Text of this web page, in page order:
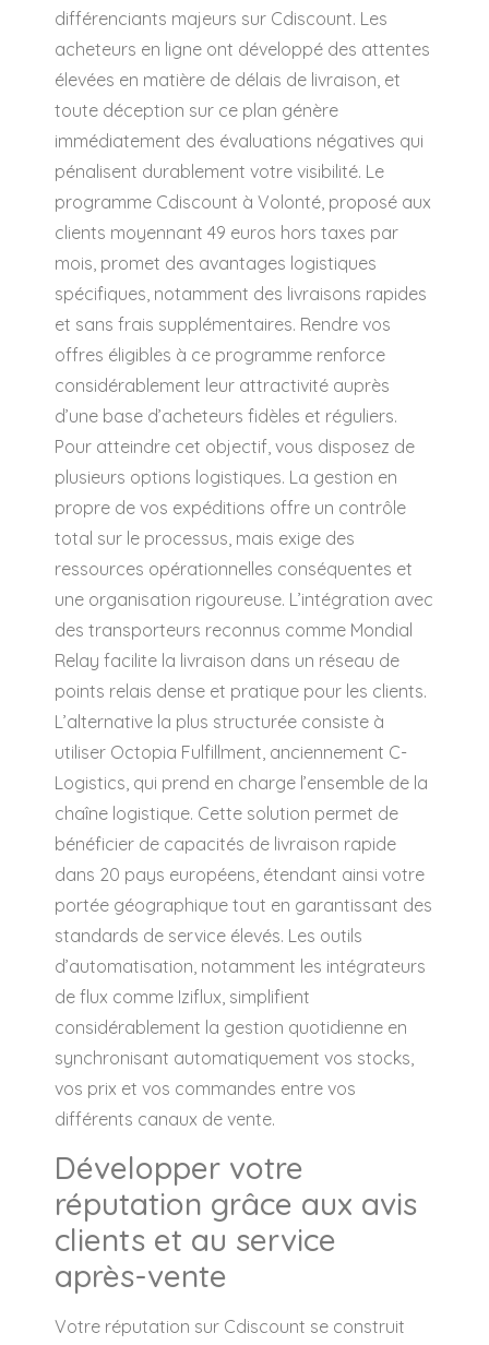
différenciants majeurs sur Cdiscount. Les
acheteurs en ligne ont développé des attentes
élevées en matière de délais de livraison, et
toute déception sur ce plan génère
immédiatement des évaluations négatives qui
pénalisent durablement votre visibilité. Le
programme Cdiscount à Volonté, proposé aux
clients moyennant 49 euros hors taxes par
mois, promet des avantages logistiques
spécifiques, notamment des livraisons rapides
et sans frais supplémentaires. Rendre vos
offres éligibles à ce programme renforce
considérablement leur attractivité auprès
d’une base d’acheteurs fidèles et réguliers.
Pour atteindre cet objectif, vous disposez de
plusieurs options logistiques. La gestion en
propre de vos expéditions offre un contrôle
total sur le processus, mais exige des
ressources opérationnelles conséquentes et
une organisation rigoureuse. L’intégration avec
des transporteurs reconnus comme Mondial
Relay facilite la livraison dans un réseau de
points relais dense et pratique pour les clients.
L’alternative la plus structurée consiste à
utiliser Octopia Fulfillment, anciennement C-
Logistics, qui prend en charge l’ensemble de la
chaîne logistique. Cette solution permet de
bénéficier de capacités de livraison rapide
dans 20 pays européens, étendant ainsi votre
portée géographique tout en garantissant des
standards de service élevés. Les outils
d’automatisation, notamment les intégrateurs
de flux comme Iziflux, simplifient
considérablement la gestion quotidienne en
synchronisant automatiquement vos stocks,
vos prix et vos commandes entre vos
différents canaux de vente.
Développer votre
réputation grâce aux avis
clients et au service
après-vente
Votre réputation sur Cdiscount se construit